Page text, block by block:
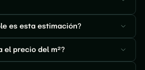
es esta estimación?
el precio del m²?